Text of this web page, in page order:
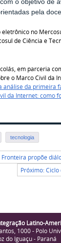
o objetivo de
pela
no
de Ciência e
em parceria
o Marco Civil da
análise da
da Internet: como
tecnologia
propõe
Próximo:
Latino-
1000 - Polo
do Iguaçu - Paraná